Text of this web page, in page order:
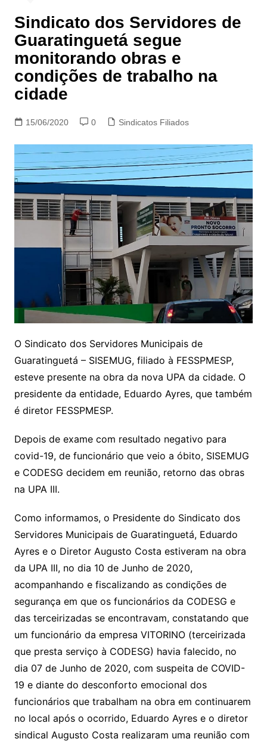
Sindicato dos Servidores de
Guaratinguetá segue
monitorando obras e
condições de trabalho na
cidade
15/06/2020 0 Sindicatos Filiados
O Sindicato dos Servidores Municipais de
Guaratinguetá – SISEMUG, filiado à FESSPMESP,
esteve presente na obra da nova UPA da cidade. O
presidente da entidade, Eduardo Ayres, que também
é diretor FESSPMESP.
Depois de exame com resultado negativo para
covid-19, de funcionário que veio a óbito, SISEMUG
e CODESG decidem em reunião, retorno das obras
na UPA III.
Como informamos, o Presidente do Sindicato dos
Servidores Municipais de Guaratinguetá, Eduardo
Ayres e o Diretor Augusto Costa estiveram na obra
da UPA III, no dia 10 de Junho de 2020,
acompanhando e fiscalizando as condições de
segurança em que os funcionários da CODESG e
das terceirizadas se encontravam, constatando que
um funcionário da empresa VITORINO (terceirizada
que presta serviço à CODESG) havia falecido, no
dia 07 de Junho de 2020, com suspeita de COVID-
19 e diante do desconforto emocional dos
funcionários que trabalham na obra em continuarem
no local após o ocorrido, Eduardo Ayres e o diretor
sindical Augusto Costa realizaram uma reunião com